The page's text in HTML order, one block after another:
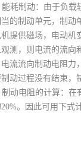
能耗制动：由于负载
的制动单元，制动
提供磁场，电动机
观测，则电流的流向
流流向制动电阻力
制动过程没有结束，
制动电阻的计算：在
。因此可用下式